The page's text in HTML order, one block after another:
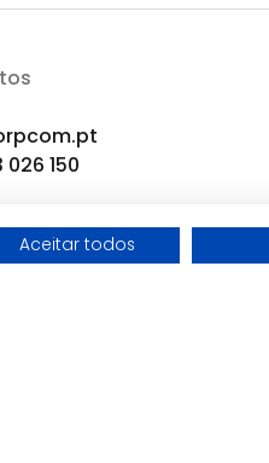
026 150
Aceitar todos